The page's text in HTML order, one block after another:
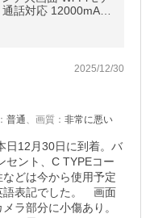
話対応 12000mAh
SDカード対応
2025/12/30
： 普通、 画質 ： 非常に悪い
日12月30日に到着。バ
セント、C TYPEコー
どは今から使用予定
表記でした。　画面
ラ部分に小傷あり。